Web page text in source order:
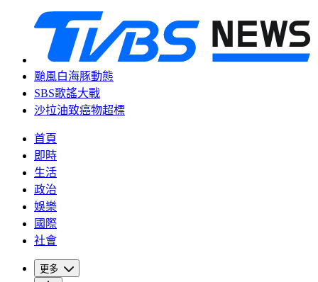
颱風白海豚動態
SBS歌謠大戰
沙拉油致癌物超標
首頁
即時
生活
政治
娛樂
國際
社會
更多